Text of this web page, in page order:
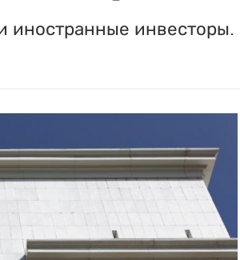
иностранные инвесторы.